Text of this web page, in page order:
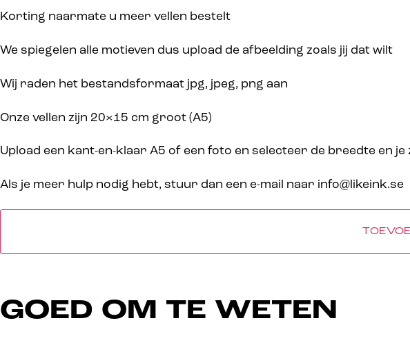
Korting naarmate u meer vellen bestelt
We spiegelen alle motieven dus upload de afbeelding zoals jij dat wilt
Wij raden het bestandsformaat jpg, jpeg, png aan
Onze vellen zijn 20×15 cm groot (A5)
Upload een kant-en-klaar A5 of een foto en selecteer de breedte en je
Als je meer hulp nodig hebt, stuur dan een e-mail naar info@likeink.se
GOED OM TE WETEN